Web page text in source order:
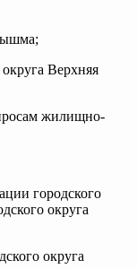
Верхняя
жилищно-
городского
округа
округа